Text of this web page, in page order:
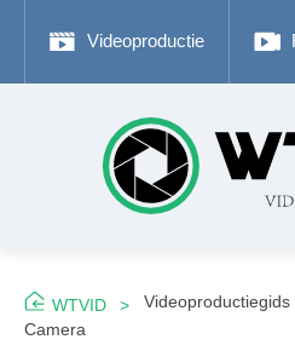
Videoproductie
WTVID Videoproductiegids
Camera